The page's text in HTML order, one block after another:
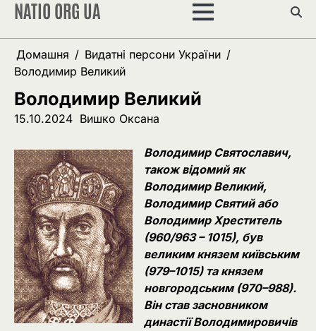
Перейти
вмісту
NATIO ORG UA
Домашня
Видатні персони України
Володимир Великий
Володимир Великий
15.10.2024 Вишко Оксана
Володимир Святославич,
також відомий як
Володимир Великий,
Володимир Святий або
Володимир Хреститель
(960/963 – 1015), був
великим князем київським
(979–1015) та князем
новгородським (970–988).
Він став засновником
династії Володимировичів